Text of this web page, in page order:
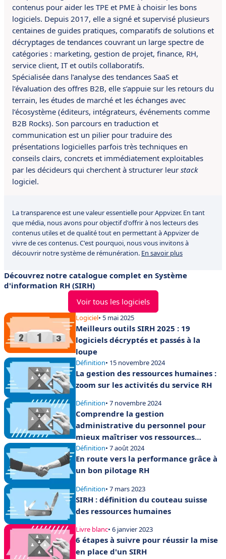
contenus pour aider les TPE et PME à choisir les bons
logiciels. Depuis 2017, elle a signé et supervisé plusieurs
centaines de guides pratiques, comparatifs de solutions et
décryptages de tendances couvrant un large spectre de
catégories : marketing, gestion de projet, finance, RH,
service client, IT et outils collaboratifs.
Spécialisée dans l’analyse des tendances SaaS et
l’évaluation des offres B2B, elle s’appuie sur les retours du
terrain, les études de marché et les échanges avec
l’écosystème (éditeurs, intégrateurs, événements comme
B2B Rocks). Son parcours en traduction et
communication est un pilier pour traduire des
présentations logicielles parfois très techniques en
conseils clairs, concrets et immédiatement exploitables
par les décideurs qui cherchent à structurer leur stack
logiciel.
La transparence est une valeur essentielle pour Appvizer. En tant
que média, nous avons pour objectif d'offrir à nos lecteurs des
contenus utiles et de qualité tout en permettant à Appvizer de
vivre de ces contenus. C'est pourquoi, nous vous invitons à
découvrir notre système de rémunération. En savoir plus
Découvrez notre catalogue complet en Système
d'information RH (SIRH)
Voir tous les logiciels
Logiciel• 5 mai 2025
Meilleurs outils SIRH 2025 : 19
logiciels décryptés et passés à la
loupe
Définition• 15 novembre 2024
La gestion des ressources humaines :
zoom sur les activités du service RH
Définition• 7 novembre 2024
Comprendre la gestion
administrative du personnel pour
mieux maîtriser vos ressources
humaines
Définition• 7 août 2024
En route vers la performance grâce à
un bon pilotage RH
Définition• 7 mars 2023
SIRH : définition du couteau suisse
des ressources humaines
Livre blanc• 6 janvier 2023
6 étapes à suivre pour réussir la mise
en place d'un SIRH